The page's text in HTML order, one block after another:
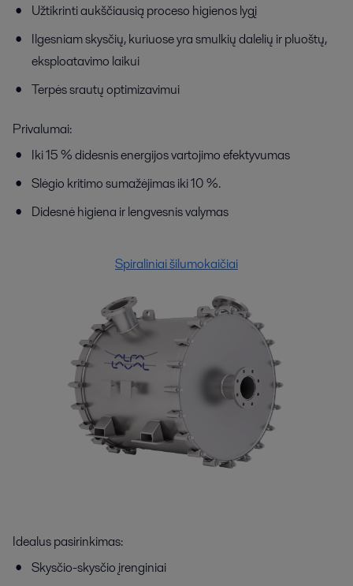
Užtikrinti aukščiausią proceso higienos lygį
Ilgesniam skysčių, kuriuose yra smulkių dalelių ir pluoštų,
eksploatavimo laikui
Terpės srautų optimizavimui
Privalumai:
Iki 15 % didesnis energijos vartojimo efektyvumas
Slėgio kritimo sumažėjimas iki 10 %.
Didesnė higiena ir lengvesnis valymas
Spiraliniai šilumokaičiai
Idealus pasirinkimas:
Skysčio-skysčio įrenginiai